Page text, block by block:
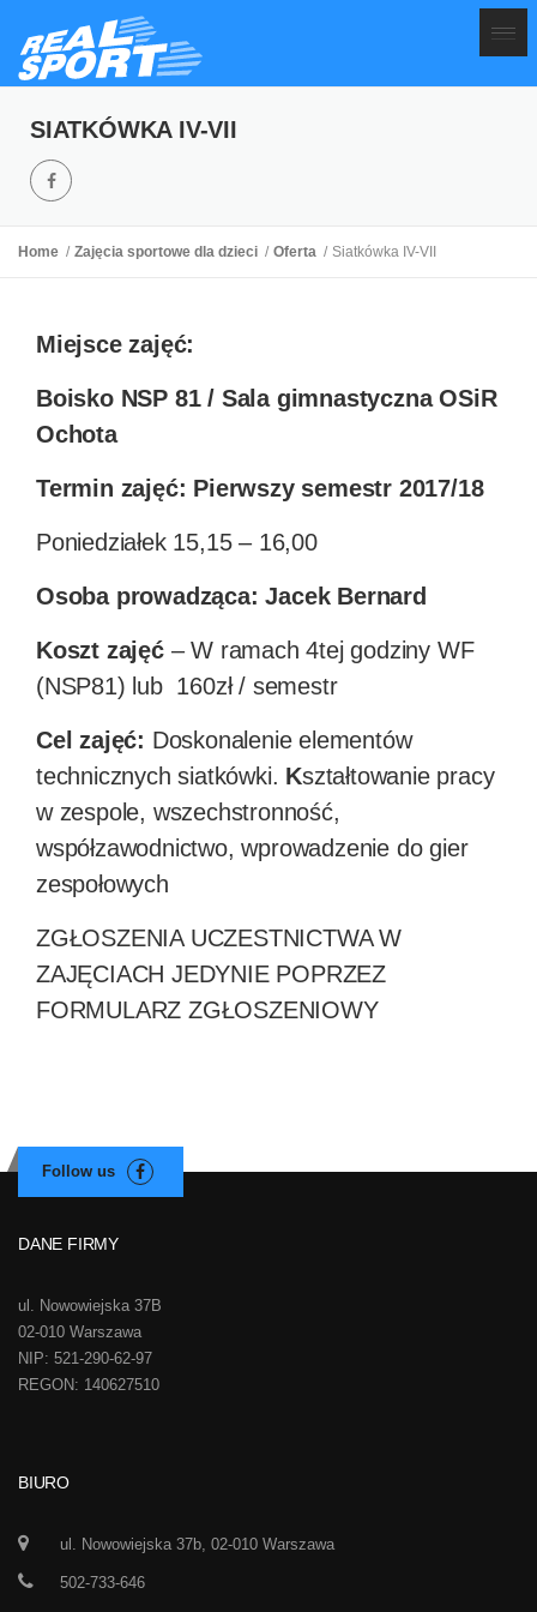
SIATKÓWKA IV-VII
Home Zajęcia sportowe dla dzieci Oferta Siatkówka IV-VII
Miejsce zajęć:
Boisko NSP 81 / Sala gimnastyczna OSiR
Ochota
Termin zajęć: Pierwszy semestr 2017/18
Poniedziałek 15,15 – 16,00
Osoba prowadząca: Jacek Bernard
Koszt zajęć– W ramach 4tej godziny WF
(NSP81) lub 160zł / semestr
Cel zajęć: Doskonalenie elementów
technicznych siatkówki. Kształtowanie pracy
w zespole, wszechstronność,
współzawodnictwo, wprowadzenie do gier
zespołowych
ZGŁOSZENIA UCZESTNICTWA W
ZAJĘCIACH JEDYNIE POPRZEZ
FORMULARZ ZGŁOSZENIOWY
DANE FIRMY
ul. Nowowiejska 37B
02-010 Warszawa
NIP: 521-290-62-97
REGON: 140627510
BIURO
ul. Nowowiejska 37b, 02-010 Warszawa
502-733-646